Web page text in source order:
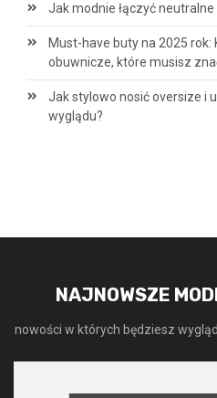
Jak modnie łączyć
Must-have buty na 2025 rok:
obuwnicze, które musisz
Jak stylowo nosić oversize i
wyglądu?
NAJNOWSZE
nowości w których będziesz